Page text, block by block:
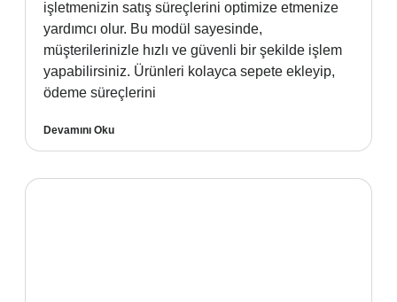
işletmenizin satış süreçlerini optimize etmenize
yardımcı olur. Bu modül sayesinde,
müşterilerinizle hızlı ve güvenli bir şekilde işlem
yapabilirsiniz. Ürünleri kolayca sepete ekleyip,
ödeme süreçlerini
Devamını Oku